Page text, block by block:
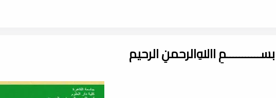
بســـــــــــمِ اﷲِالرحمنِ الرحيم